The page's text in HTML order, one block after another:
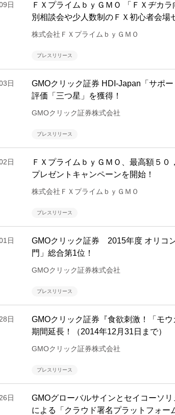
日
ＦＸプライムｂｙＧＭＯ 「ＦＸヂカ
別相談会や少人数制のＦＸ初心者会場
株式会社ＦＸプライムｂｙＧＭＯ
プレスリリース
日
GMOクリック証券 HDI-Japan「サポ
評価「三つ星」を獲得！
GMOクリック証券株式会社
プレスリリース
日
ＦＸプライムｂｙＧＭＯ、最高額５０
プレゼントキャンペーンを開始！
株式会社ＦＸプライムｂｙＧＭＯ
プレスリリース
日
GMOクリック証券 2015年度 オリコ
門」総合第1位！
GMOクリック証券株式会社
プレスリリース
日
GMOクリック証券『食欲刺激！「モ
期間延長！（2014年12月31日まで）
GMOクリック証券株式会社
プレスリリース
日
GMOグローバルサインとセイコーソ
による「クラウド署名プラットフォー